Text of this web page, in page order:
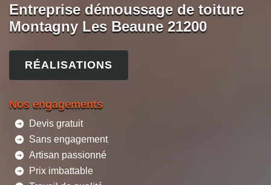
Entreprise démoussage de toiture
Montagny Les Beaune 21200
RÉALISATIONS
Nos engagements
Devis gratuit
Sans engagement
Artisan passionné
Prix imbattable